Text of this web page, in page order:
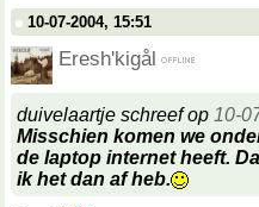
10-07-2004, 15:51
Eresh'kigål
duivelaartje schreef op 10-
Misschien komen we
de laptop internet heeft.
ik het dan af heb.